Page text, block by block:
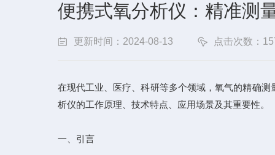
便携式氧分析仪：精准测
更新时间：2024-08-13 点击次数：
在现代工业、医疗、科研等多个领域，氧气的精确
析仪的工作原理、技术特点、应用场景及其重要性。
一、引言